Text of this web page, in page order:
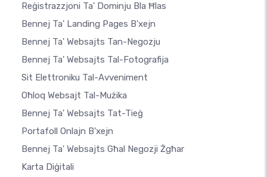
Reġistrazzjoni Ta' Dominju Bla Ħlas
Bennej Ta' Landing Pages B'xejn
Bennej Ta' Websajts Tan-Negozju
Bennej Ta' Websajts Tal-Fotografija
Sit Elettroniku Tal-Avveniment
Oħloq Websajt Tal-Mużika
Bennej Ta' Websajts Tat-Tieġ
Portafoll Onlajn B'xejn
Bennej Ta' Websajts Għal Negozji Żgħar
Karta Diġitali